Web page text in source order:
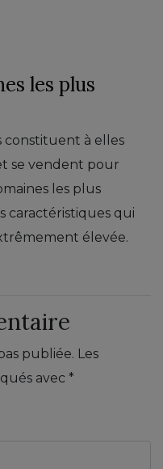
les plus
constituent à elles
se vendent pour
les plus
caractéristiques qui
élevée.
publiée. Les
avec *